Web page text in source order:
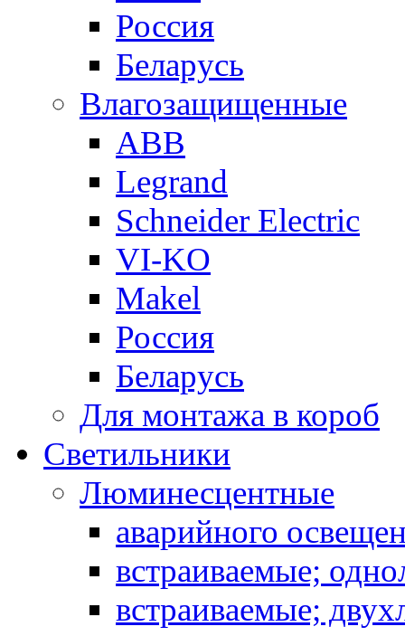
Россия
Беларусь
Влагозащищенные
ABB
Legrand
Schneider Electric
VI-KO
Makel
Россия
Беларусь
Для монтажа в короб
Светильники
Люминесцентные
аварийного
встраиваемые;
встраиваемые;